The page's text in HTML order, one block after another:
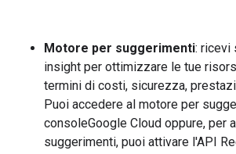
Motore per suggerimenti: ricevi
insight per ottimizzare le tue
termini di costi, sicurezza,
Puoi accedere al motore per
consoleGoogle Cloud oppure, per
suggerimenti, puoi attivare l'API